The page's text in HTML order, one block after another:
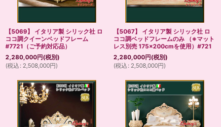
【5069】 イタリア製 シリック社 ロ
ココ調クイーンベッドフレーム
#7721（ご予約対応品）
2,280,000円(税別)
(税込 : 2,508,000円)
【5067】 イタリア製 シリック社 ロ
ココ調ベッドフレームのみ （※マット
レス別売 175×200cmを使用）#721
2,280,000円(税別)
(税込 : 2,508,000円)